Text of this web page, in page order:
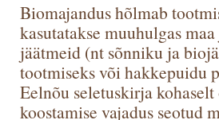
Biomajandus hõlmab
kasutatakse muuhulgas
jäätmeid (nt sõnniku ja
tootmiseks või hakkepuidu
Eelnõu seletuskirja
koostamise vajadus seotud